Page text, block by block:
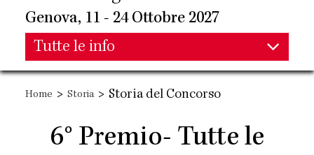
Genova, 11 - 24 Ottobre 2027
Main
navigation
Tutte le info
Main
navigation
Home > Storia > Storia del Concorso
6° Premio- Tutte le